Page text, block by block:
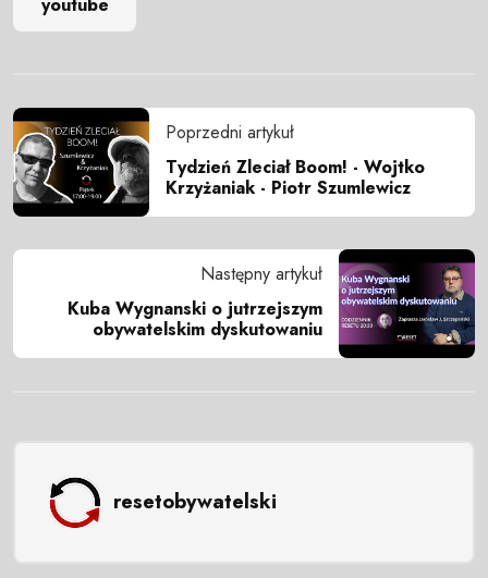
youtube
Poprzedni artykuł
Tydzień Zleciał Boom! - Wojtko
Krzyżaniak - Piotr Szumlewicz
Następny artykuł
Kuba Wygnanski o jutrzejszym
obywatelskim dyskutowaniu
resetobywatelski